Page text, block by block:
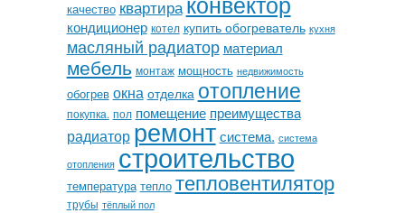
качество квартира
кондиционер котел купить обогреватель кухня
масляный радиатор материал
мебель монтаж мощность недвижимость
обогрев окна отделка отопление
покупка. пол помещение преимущества
радиатор ремонт система. система
отопления строительство
температура тепло тепловентилятор
трубы тёплый пол